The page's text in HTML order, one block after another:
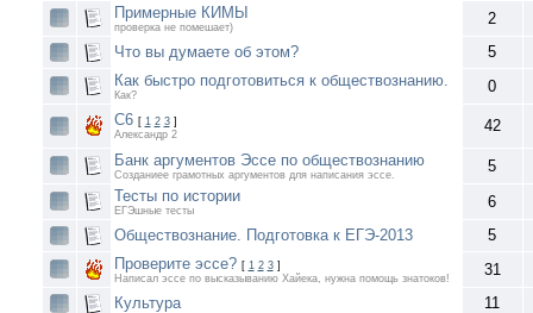
Примерные КИМЫ
проверка не помешает)
2
Что вы думаете об этом?
5
Как быстро подготовиться к обществознанию.
Как?
0
C6 [ 1 2 3]
Александр 2
42
Банк аргументов Эссе по обществознанию
Созданиее грамотных аргументов для написания эссе.
5
Тесты по истории
ЕГЭшные тесты
6
Обществознание. Подготовка к ЕГЭ-2013
5
Проверите эссе? [ 1 2 3]
Написал эссе по высказыванию Хайека, нужна помощь знатоков!
31
Культура
11